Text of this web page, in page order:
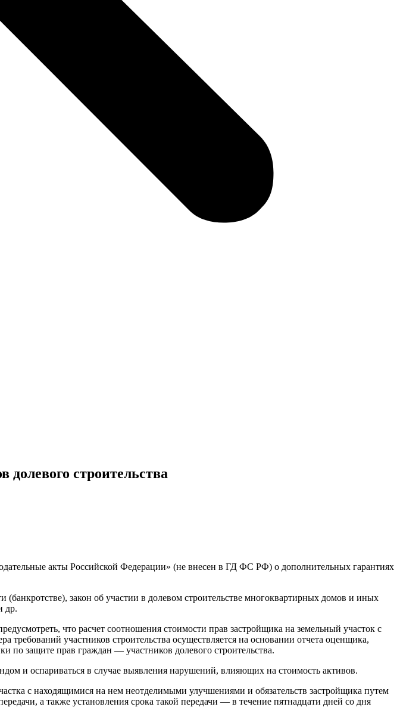
строительства
акты Российской Федерации» (не внесен в ГД ФС РФ) о дополнительных гарантиях
(банкротстве), закон об участии в долевом строительстве многоквартирных домов и иных
др.
что расчет соотношения стоимости прав застройщика на земельный участок с
требований участников строительства осуществляется на основании отчета оценщика,
защите прав граждан — участников долевого строительства.
и оспариваться в случае выявления нарушений, влияющих на стоимость активов.
с находящимися на нем неотделимыми улучшениями и обязательств застройщика путем
а также установления срока такой передачи — в течение пятнадцати дней со дня